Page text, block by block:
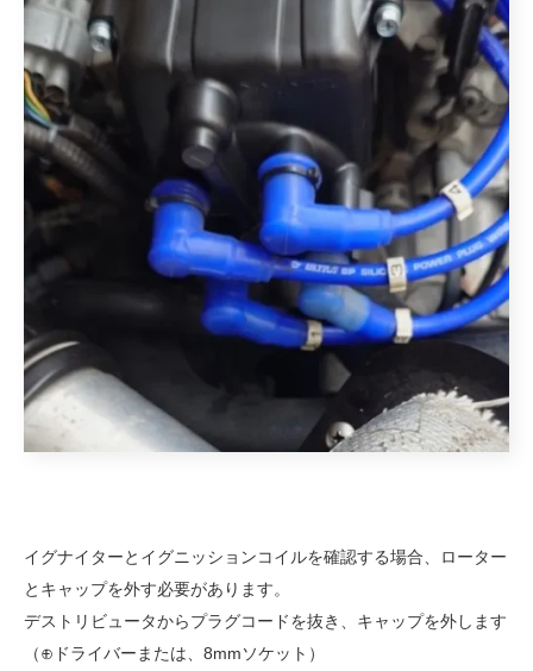
イグナイターとイグニッションコイルを確認する場合、ローター
とキャップを外す必要があります。
デストリビュータからプラグコードを抜き、キャップを外します
（⊕ドライバーまたは、8mmソケット）